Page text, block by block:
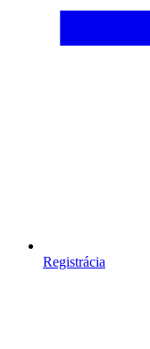
Registrácia